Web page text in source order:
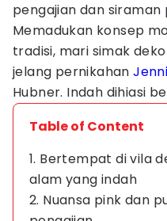
pengajian dan siraman
Memadukan konsep
tradisi, mari simak
jelang pernikahan
Hubner. Indah dihiasi
Table of Content
1. Bertempat di vila
alam yang indah
2. Nuansa pink dan